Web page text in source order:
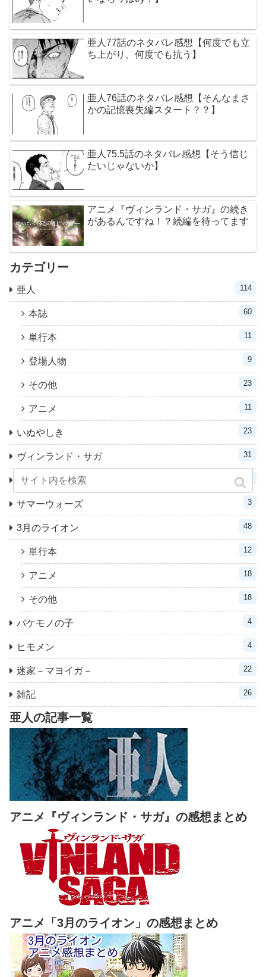
亜人77話のネタバレ感想【何度でも立
ち上がり、何度でも抗う】
亜人76話のネタバレ感想【そんなまさ
かの記憶喪失編スタート？？】
亜人75.5話のネタバレ感想【そう信じ
たいじゃないか】
アニメ『ヴィンランド・サガ』の続き
があるんですね！？続編を待ってます
カテゴリー
亜人 114
本誌 60
単行本 11
登場人物 9
その他 23
アニメ 11
いぬやしき 23
ヴィンランド・サガ 31
累－かさね－
サマーウォーズ 3
3月のライオン 48
単行本 12
アニメ 18
その他 18
バケモノの子 4
ヒモメン 4
迷家－マヨイガ－ 22
雑記 26
亜人の記事一覧
アニメ『ヴィンランド・サガ』の感想まとめ
アニメ「3月のライオン」の感想まとめ